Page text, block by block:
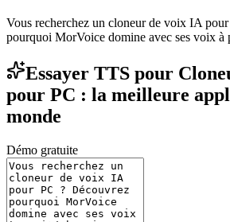
Vous recherchez un cloneur de voix IA
pourquoi MorVoice domine avec ses voix à
Essayer TTS pour
pour PC : la meilleure
monde
Démo gratuite